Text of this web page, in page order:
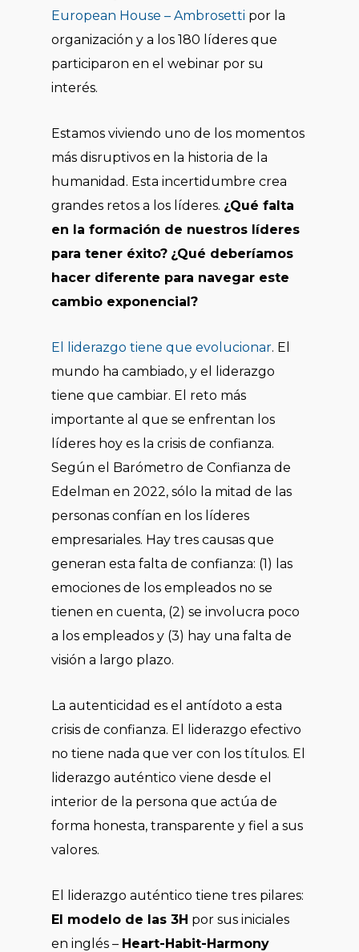
European House – Ambrosetti por la
organización y a los 180 líderes que
participaron en el webinar por su
interés.
Estamos viviendo uno de los momentos
más disruptivos en la historia de la
humanidad. Esta incertidumbre crea
grandes retos a los líderes. ¿Qué falta
en la formación de nuestros líderes
para tener éxito? ¿Qué deberíamos
hacer diferente para navegar este
cambio exponencial?
El liderazgo tiene que evolucionar. El
mundo ha cambiado, y el liderazgo
tiene que cambiar. El reto más
importante al que se enfrentan los
líderes hoy es la crisis de confianza.
Según el Barómetro de Confianza de
Edelman en 2022, sólo la mitad de las
personas confían en los líderes
empresariales. Hay tres causas que
generan esta falta de confianza: (1) las
emociones de los empleados no se
tienen en cuenta, (2) se involucra poco
a los empleados y (3) hay una falta de
visión a largo plazo.
La autenticidad es el antídoto a esta
crisis de confianza. El liderazgo efectivo
no tiene nada que ver con los títulos. El
liderazgo auténtico viene desde el
interior de la persona que actúa de
forma honesta, transparente y fiel a sus
valores.
El liderazgo auténtico tiene tres pilares:
El modelo de las 3H por sus iniciales
en inglés – Heart-Habit-Harmony